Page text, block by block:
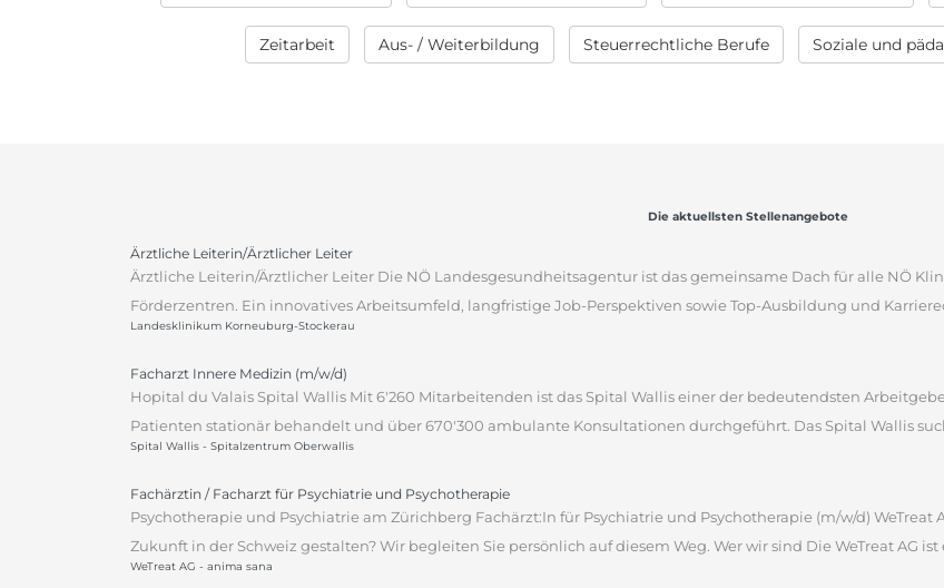
Zeitarbeit Aus- / Weiterbildung Steuerrechtliche Berufe Soziale und
Die aktuellsten Stellenangebote
Ärztliche Leiterin/Ärztlicher Leiter
Ärztliche Leiterin/Ärztlicher Leiter Die NÖ Landesgesundheitsagentur ist das gemeinsame Dach für alle NÖ
Förderzentren. Ein innovatives Arbeitsumfeld, langfristige Job-Perspektiven sowie Top-Ausbildung und
Landesklinikum Korneuburg-Stockerau
Facharzt Innere Medizin (m/w/d)
Hopital du Valais Spital Wallis Mit 6'260 Mitarbeitenden ist das Spital Wallis einer der bedeutendsten
Patienten stationär behandelt und über 670'300 ambulante Konsultationen durchgeführt. Das Spital Wallis
Spital Wallis - Spitalzentrum Oberwallis
Fachärztin / Facharzt für Psychiatrie und Psychotherapie
Psychotherapie und Psychiatrie am Zürichberg Fachärzt:In für Psychiatrie und Psychotherapie (m/w/d)
Zukunft in der Schweiz gestalten? Wir begleiten Sie persönlich auf diesem Weg. Wer wir sind Die WeTreat AG ist
WeTreat AG - anima sana